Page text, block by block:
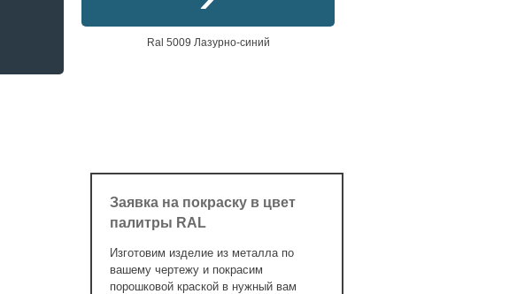
Ral 5009 Лазурно-синий
Заявка на покраску в цвет
палитры RAL
Изготовим изделие из металла по
вашему чертежу и покрасим
порошковой краской в нужный вам